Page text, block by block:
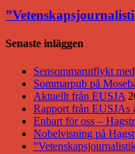
Senaste inläggen
Sensommarutflykt
Sommarpub på
Aktuellt från EUSJA
Rapport från EUSJAs
Enbart för oss –
Nobelvisning på